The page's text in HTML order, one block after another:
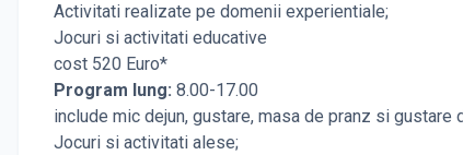
Activitati realizate pe domenii experientiale;
Jocuri si activitati educative
cost 520 Euro*
Program lung: 8.00-17.00
include mic dejun, gustare, masa de pranz si gustare
Jocuri si activitati alese;